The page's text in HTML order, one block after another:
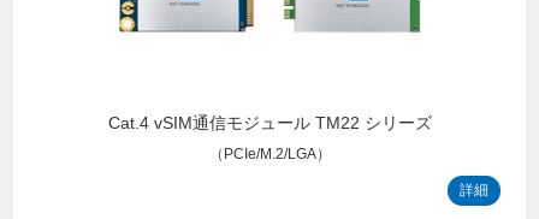
Cat.4 vSIM通信モジュール TM22 シリーズ
（PCIe/M.2/LGA）
詳細